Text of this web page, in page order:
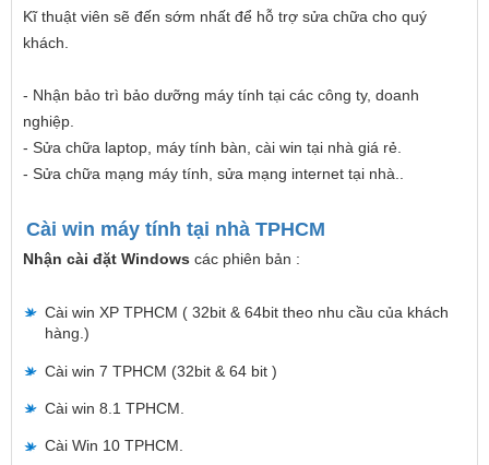
Kĩ thuật viên sẽ đến sớm nhất để hỗ trợ sửa chữa cho quý
khách.
- Nhận bảo trì bảo dưỡng máy tính tại các công ty, doanh
nghiệp.
- Sửa chữa laptop, máy tính bàn, cài win tại nhà giá rẻ.
- Sửa chữa mạng máy tính, sửa mạng internet tại nhà..
Cài win máy tính tại nhà TPHCM
Nhận cài đặt Windows các phiên bản :
Cài win XP TPHCM ( 32bit & 64bit theo nhu cầu của khách
hàng.)
Cài win 7 TPHCM (32bit & 64 bit )
Cài win 8.1 TPHCM.
Cài Win 10 TPHCM.